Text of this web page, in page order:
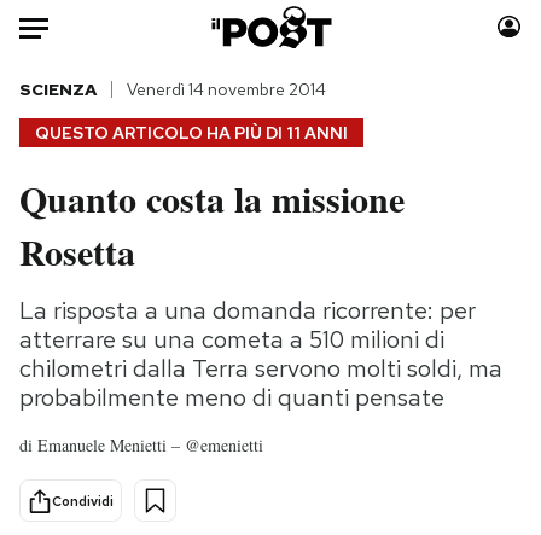
Auto
HOME
Italia
Politica
Tecnologia
Internet
Scienza
Cultura
Economia
Sport
Moda
Storie/Idee
Ok Boomer!
Media
Europa
QUESTO ARTICOLO HA PIÙ DI 11 ANNI
SCIENZA Venerdì 14 novembre 2014
Quanto costa la missione
Rosetta
La risposta a una domanda ricorrente: per
atterrare su una cometa a 510 milioni di
chilometri dalla Terra servono molti soldi, ma
probabilmente meno di quanti pensate
di Emanuele Menietti – @emenietti
Condividi